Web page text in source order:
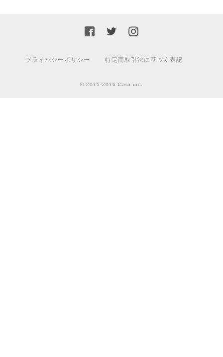
プライバシーポリシー 特定商取引法に基づく表記
© 2015-2016 Caro inc.